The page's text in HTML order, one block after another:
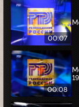
00:07
00:08